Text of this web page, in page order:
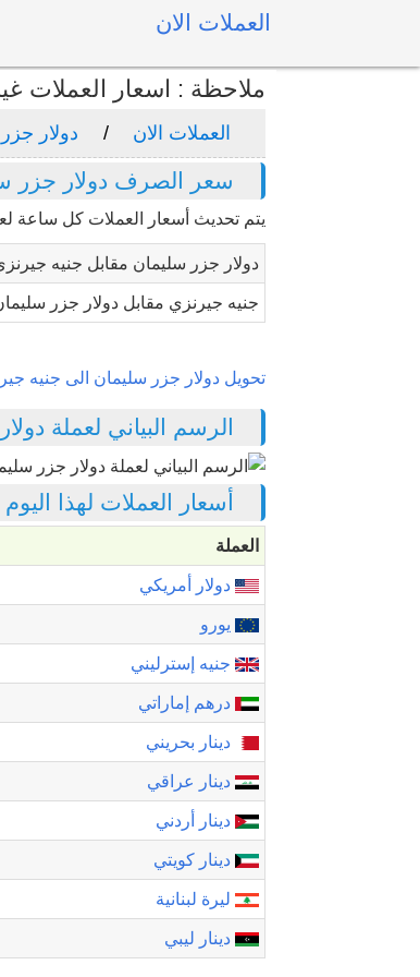
العملات الان
ملاحظة : اسعار العملات
العملات الان دولار
سعر الصرف دولار جزر
يتم تحديث أسعار العملات كل ساعة
دولار جزر سليمان مقابل جنيه
جنيه جيرنزي مقابل دولار جزر
تحويل دولار جزر سليمان الى جنيه
الرسم البياني لعملة
أسعار العملات لهذا
العملة
دولار أمريكي
يورو
جنيه إسترليني
درهم إماراتي
دينار بحريني
دينار عراقي
دينار أردني
دينار كويتي
ليرة لبنانية
دينار ليبي